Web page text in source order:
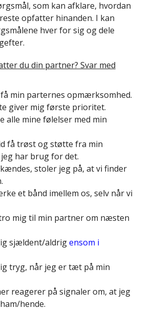
som kan afklare, hvordan
opfatter hinanden. I kan
hver for sig og dele
du din partner? Svar med
få min parternes opmærksomhed.
giver mig første prioritet.
alle mine følelser med min
få trøst og støtte fra min
har brug for det.
stoler jeg på, at vi finder
et bånd imellem os, selv når vi
mig til min partner om næsten
sjældent/aldrigensom i
tryg, når jeg er tæt på min
reagerer på signaler om, at jeg
hende.